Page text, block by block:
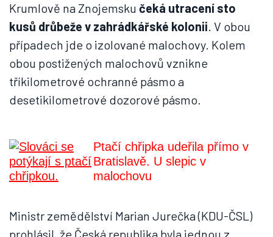
Krumlově na Znojemsku čeká utracení sto
kusů drůbeže v zahrádkářské kolonii. V obou
případech jde o izolované malochovy. Kolem
obou postižených malochovů vznikne
tříkilometrové ochranné pásmo a
desetikilometrové dozorové pásmo.
Ptačí chřipka udeřila přímo v
Bratislavě. U slepic v
malochovu
Ministr zemědělství Marian Jurečka (KDU-ČSL)
prohlásil, že Česká republika byla jednou z